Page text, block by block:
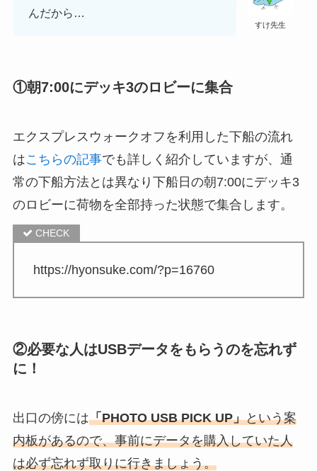
すけ先生
んだから…
①朝7:00にデッキ3のロビーに集合
エクスプレスウォークオフを利用した下船の流れ
はこちらの記事でも詳しく紹介していますが、通
常の下船方法とは異なり 下船日の朝7:00にデッキ3
のロビーに荷物を全部持った状態で集合します。
https://hyonsuke.com/?p=16760
②必要な人はUSBデータをもらうのを忘れず
に！
出口の傍には「PHOTO USB PICK UP」という案
内板があるので、事前にデータを購入していた人
は必ず忘れず取りに行きましょう。